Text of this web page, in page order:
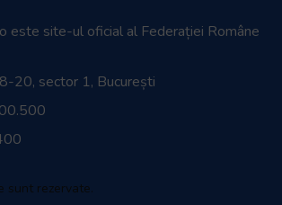
este site-ul oficial al Federației Române
20, sector 1, București
sunt rezervate.